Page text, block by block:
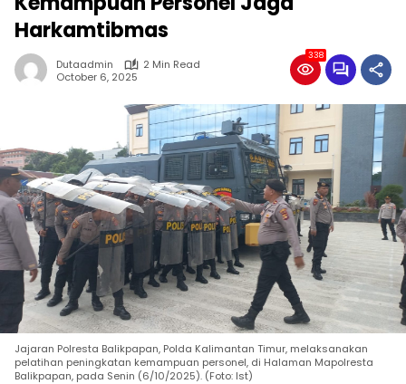
Harkamtibmas
Dutaadmin
2 Min Read
October 6, 2025
338
Jajaran Polresta Balikpapan, Polda Kalimantan Timur, melaksanakan
pelatihan peningkatan kemampuan personel, di Halaman Mapolresta
Balikpapan, pada Senin (6/10/2025). (Foto: Ist)